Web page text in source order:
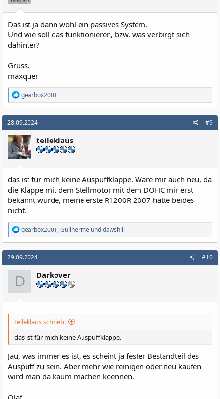
Das ist ja dann wohl ein passives System.
Und wie soll das funktionieren, bzw. was verbirgt sich
dahinter?
Gruss,
maxquer
R
e
a
k
t
i
o
n
e
n
gearbox2001
28.09.2024 #9
teileklaus
das ist für mich keine Auspuffklappe. Wäre mir auch neu, da
die Klappe mit dem Stellmotor mit dem DOHC mir erst
bekannt wurde, meine erste R1200R 2007 hatte beides
nicht.
R
e
a
k
t
i
o
n
e
n
gearbox2001,Guilherme unddawshill
29.09.2024 #10
D Darkover
teileklaus schrieb:
das ist für mich keine Auspuffklappe.
Jau, was immer es ist, es scheint ja fester Bestandteil des
Auspuff zu sein. Aber mehr wie reinigen oder neu kaufen
wird man da kaum machen koennen.
Olaf